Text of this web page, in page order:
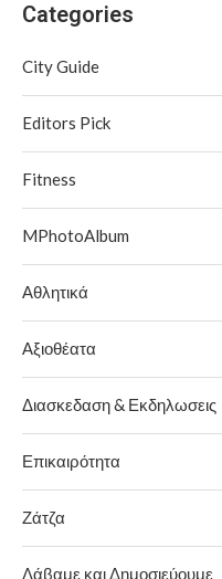
Categories
City Guide
Editors Pick
Fitness
MPhotoAlbum
Αθλητικά
Αξιοθέατα
Διασκεδαση & Εκδηλωσεις
Επικαιρότητα
Ζάτζα
Λάβαμε και Δημοσιεύουμε